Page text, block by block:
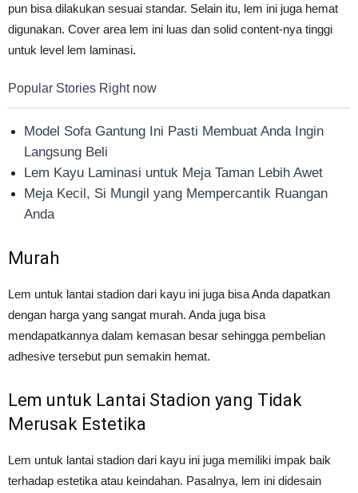
pun bisa dilakukan sesuai standar. Selain itu, lem ini juga hemat
digunakan. Cover area lem ini luas dan solid content-nya tinggi
untuk level lem laminasi.
Popular Stories Right now
Model Sofa Gantung Ini Pasti Membuat Anda Ingin
Langsung Beli
Lem Kayu Laminasi untuk Meja Taman Lebih Awet
Meja Kecil, Si Mungil yang Mempercantik Ruangan
Anda
Murah
Lem untuk lantai stadion dari kayu ini juga bisa Anda dapatkan
dengan harga yang sangat murah. Anda juga bisa
mendapatkannya dalam kemasan besar sehingga pembelian
adhesive tersebut pun semakin hemat.
Lem untuk Lantai Stadion yang Tidak
Merusak Estetika
Lem untuk lantai stadion dari kayu ini juga memiliki impak baik
terhadap estetika atau keindahan. Pasalnya, lem ini didesain